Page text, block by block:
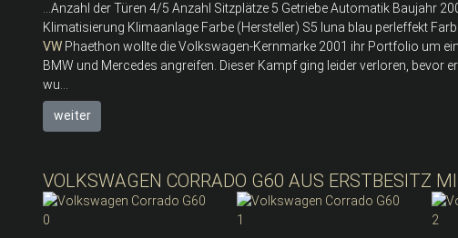
...Anzahl der Türen 4/5 Anzahl Sitzplätze 5 Getriebe Automatik Baujahr
Klimatisierung Klimaanlage Farbe (Hersteller) S5 luna blau perleffekt
VW Phaethon wollte die Volkswagen-Kernmarke 2001 ihr Portfolio um
BMW und Mercedes angreifen. Dieser Kampf ging leider verloren, bevor
wu...
weiter
VOLKSWAGEN CORRADO G60 AUS ERSTBESITZ